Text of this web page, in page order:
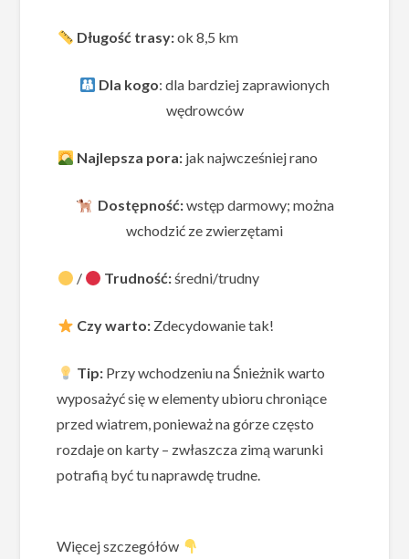
Długość trasy:ok 8,5 km
Dla kogo: dla bardziej zaprawionych
wędrowców
Najlepsza pora: jak najwcześniej rano
Dostępność:wstęp darmowy; można
wchodzić ze zwierzętami
/ Trudność:średni/trudny
Czy warto:Zdecydowanie tak!
Tip:Przy wchodzeniu na Śnieżnik warto
wyposażyć się w elementy ubioru chroniące
przed wiatrem, ponieważ na górze często
rozdaje on karty – zwłaszcza zimą warunki
potrafią być tu naprawdę trudne.
Więcej szczegółów